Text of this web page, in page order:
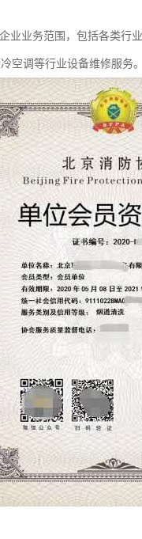
业业务范围，包括各类行
空调等行业设备维修服务。